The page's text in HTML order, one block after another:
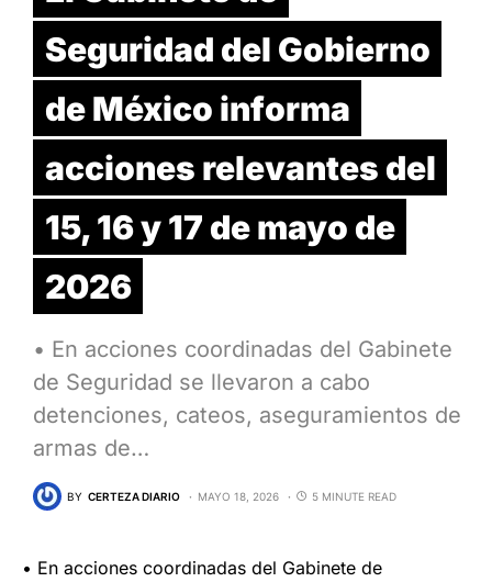
Seguridad del Gobierno
de México informa
acciones relevantes del
15, 16 y 17 de mayo de
2026
• En acciones coordinadas del Gabinete
de Seguridad se llevaron a cabo
detenciones, cateos, aseguramientos de
armas de…
BY CERTEZA DIARIO MAYO 18, 2026 5 MINUTE READ
• En acciones coordinadas del Gabinete de